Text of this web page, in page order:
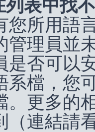
列表中找
您所用語
管理員並
是否可以
系檔，您
。更多的
（連結請